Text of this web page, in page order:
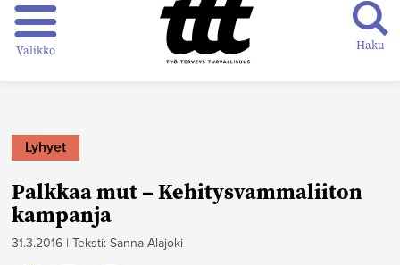
Valikko Haku
Lyhyet
Palkkaa mut – Kehitysvammaliiton
kampanja
31.3.2016 | Teksti: Sanna Alajoki